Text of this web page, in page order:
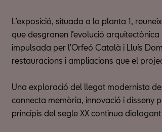
L’exposició, situada a la planta 1,
que desgranen l’evolució
impulsada per l’Orfeó Català i Lluís
restauracions i ampliacions que el
Una exploració del llegat modernista
connecta memòria, innovació i disseny
principis del segle XX continua